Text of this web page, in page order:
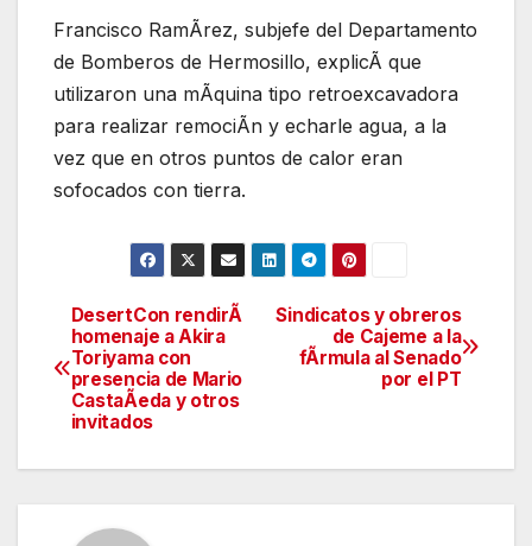
Francisco RamÃrez, subjefe del Departamento
de Bomberos de Hermosillo, explicÃ que
utilizaron una mÃquina tipo retroexcavadora
para realizar remociÃn y echarle agua, a la
vez que en otros puntos de calor eran
sofocados con tierra.
Navegación
de
entradas
Sindicatos y obreros
de Cajeme a la
fÃrmula al Senado
por el PT
DesertCon rendirÃ
homenaje a Akira
Toriyama con
presencia de Mario
CastaÃeda y otros
invitados